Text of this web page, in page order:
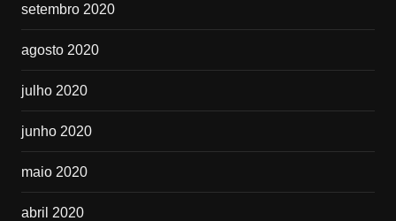
setembro 2020
agosto 2020
julho 2020
junho 2020
maio 2020
abril 2020